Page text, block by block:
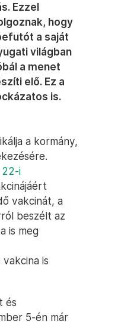
Ezzel
hogy
a saját
világban
a menet
elő. Ez a
is.
a kormány,
i
vakcinát, a
beszélt az
is meg
is
és
5-én már